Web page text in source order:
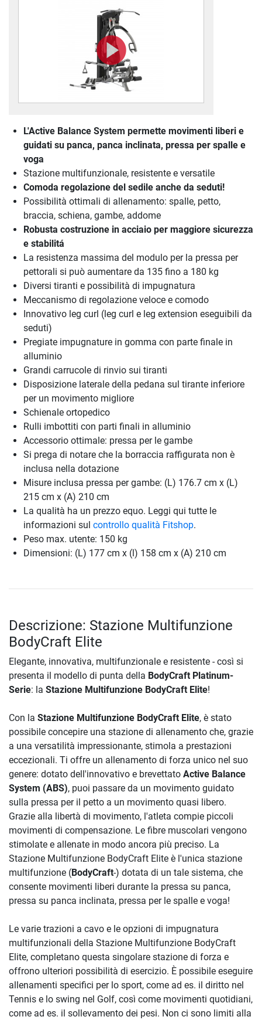
L'Active Balance System permette movimenti liberi e
guidati su panca, panca inclinata, pressa per spalle e
voga
Stazione multifunzionale, resistente e versatile
Comoda regolazione del sedile anche da seduti!
Possibilità ottimali di allenamento: spalle, petto,
braccia, schiena, gambe, addome
Robusta costruzione in acciaio per maggiore sicurezza
e stabilitá
La resistenza massima del modulo per la pressa per
pettorali si può aumentare da 135 fino a 180 kg
Diversi tiranti e possibilità di impugnatura
Meccanismo di regolazione veloce e comodo
Innovativo leg curl (leg curl e leg extension eseguibili da
seduti)
Pregiate impugnature in gomma con parte finale in
alluminio
Grandi carrucole di rinvio sui tiranti
Disposizione laterale della pedana sul tirante inferiore
per un movimento migliore
Schienale ortopedico
Rulli imbottiti con parti finali in alluminio
Accessorio ottimale: pressa per le gambe
Si prega di notare che la borraccia raffigurata non è
inclusa nella dotazione
Misure inclusa pressa per gambe: (L) 176.7 cm x (L)
215 cm x (A) 210 cm
La qualità ha un prezzo equo. Leggi qui tutte le
informazioni sul controllo qualità Fitshop.
Peso max. utente: 150 kg
Dimensioni: (L) 177 cm x (l) 158 cm x (A) 210 cm
Descrizione: Stazione Multifunzione
BodyCraft Elite
Elegante, innovativa, multifunzionale e resistente - così si
presenta il modello di punta della BodyCraft Platinum-
Serie: la Stazione Multifunzione BodyCraft Elite!
Con la Stazione Multifunzione BodyCraft Elite, è stato
possibile concepire una stazione di allenamento che, grazie
a una versatilità impressionante, stimola a prestazioni
eccezionali. Ti offre un allenamento di forza unico nel suo
genere: dotato dell'innovativo e brevettato Active Balance
System (ABS), puoi passare da un movimento guidato
sulla pressa per il petto a un movimento quasi libero.
Grazie alla libertà di movimento, l'atleta compie piccoli
movimenti di compensazione. Le fibre muscolari vengono
stimolate e allenate in modo ancora più preciso. La
Stazione Multifunzione BodyCraft Elite è l'unica stazione
multifunzione (BodyCraft-) dotata di un tale sistema, che
consente movimenti liberi durante la pressa su panca,
pressa su panca inclinata, pressa per le spalle e voga!
Le varie trazioni a cavo e le opzioni di impugnatura
multifunzionali della Stazione Multifunzione BodyCraft
Elite, completano questa singolare stazione di forza e
offrono ulteriori possibilità di esercizio. È possibile eseguire
allenamenti specifici per lo sport, come ad es. il diritto nel
Tennis e lo swing nel Golf, così come movimenti quotidiani,
come ad es. il sollevamento dei pesi. Non ci sono limiti alla